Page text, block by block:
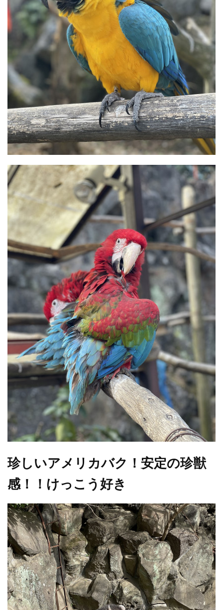
珍しいアメリカバク！安定の珍獣
感！！けっこう好き